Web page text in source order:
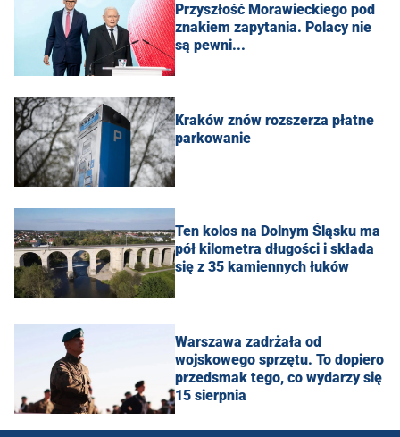
Przyszłość Morawieckiego pod
znakiem zapytania. Polacy nie
są pewni...
Kraków znów rozszerza płatne
parkowanie
Ten kolos na Dolnym Śląsku ma
pół kilometra długości i składa
się z 35 kamiennych łuków
Warszawa zadrżała od
wojskowego sprzętu. To dopiero
przedsmak tego, co wydarzy się
15 sierpnia